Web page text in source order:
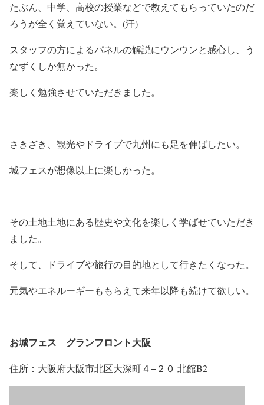
たぶん、中学、高校の授業などで教えてもらっていたのだ
ろうが全く覚えていない。(汗)
スタッフの方によるパネルの解説にウンウンと感心し、う
なずくしか無かった。
楽しく勉強させていただきました。
さきざき、観光やドライブで九州にも足を伸ばしたい。
城フェスが想像以上に楽しかった。
その土地土地にある歴史や文化を楽しく学ばせていただき
ました。
そして、ドライブや旅行の目的地として行きたくなった。
元気やエネルーギーももらえて来年以降も続けて欲しい。
お城フェス グランフロント大阪
住所：大阪府大阪市北区大深町４−２０ 北館B2